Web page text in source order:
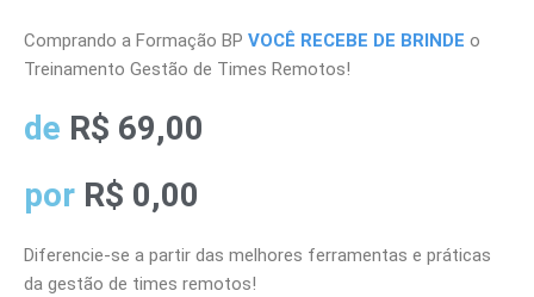
Comprando a Formação BP VOCÊ RECEBE DE BRINDE o
Treinamento Gestão de Times Remotos!
de R$ 69,00
por R$ 0,00
Diferencie-se a partir das melhores ferramentas e práticas
da gestão de times remotos!